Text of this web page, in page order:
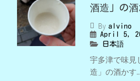
酒造」の
By alvino
April 5,
日本語
宇多津で味見
造」の酒かす...